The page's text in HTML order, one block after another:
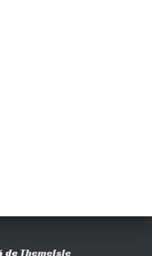
de ThemeIsle